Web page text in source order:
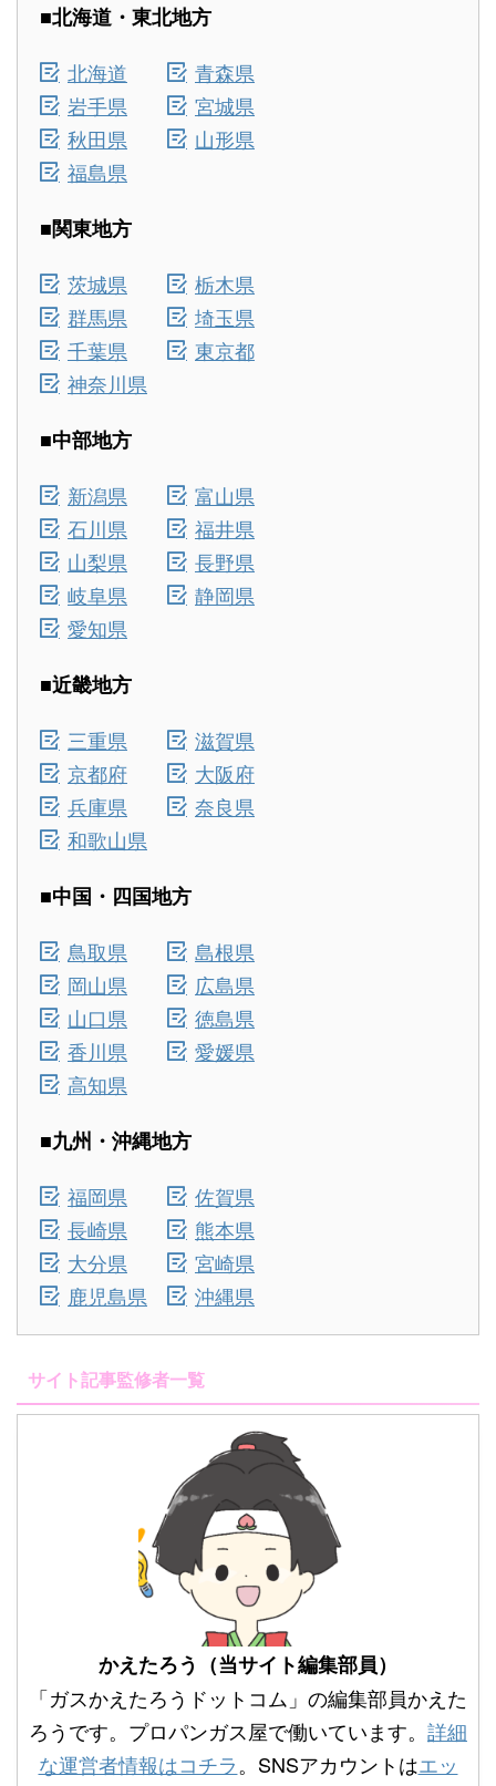
■北海道・東北地方
北海道
青森県
岩手県
宮城県
秋田県
山形県
福島県
■関東地方
茨城県
栃木県
群馬県
埼玉県
千葉県
東京都
神奈川県
■中部地方
新潟県
富山県
石川県
福井県
山梨県
長野県
岐阜県
静岡県
愛知県
■近畿地方
三重県
滋賀県
京都府
大阪府
兵庫県
奈良県
和歌山県
■中国・四国地方
鳥取県
島根県
岡山県
広島県
山口県
徳島県
香川県
愛媛県
高知県
■九州・沖縄地方
福岡県
佐賀県
長崎県
熊本県
大分県
宮崎県
鹿児島県
沖縄県
サイト記事監修者一覧
かえたろう（当サイト編集部員）
「ガスかえたろうドットコム」の編集部員かえた
ろうです。プロパンガス屋で働いています。 詳細
な運営者情報はコチラ。SNSアカウントはエッ